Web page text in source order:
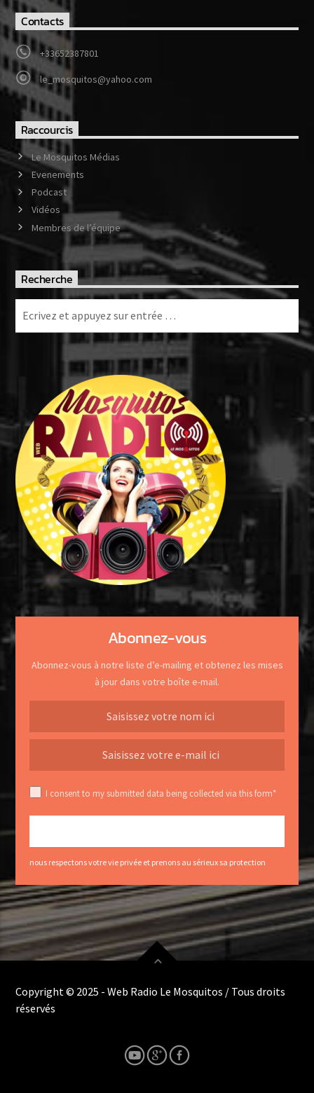
Contacts
+33652387801
le_mosquitos@yahoo.com
Raccourcis
Le Mosquitos Médias
Evenements
Podcast
Vidéos
Membres de l’équipe
Recherche
Abonnez-vous
Abonnez-vous à notre liste d’e-mailing et obtenez les mises
à jour dans votre boîte e-mail.
I consent to my submitted data being collected via this form*
nous respectons votre vie privée et prenons au sérieux sa protection
Copyright © 2025 - Web Radio Le Mosquitos / Tous droits
réservés